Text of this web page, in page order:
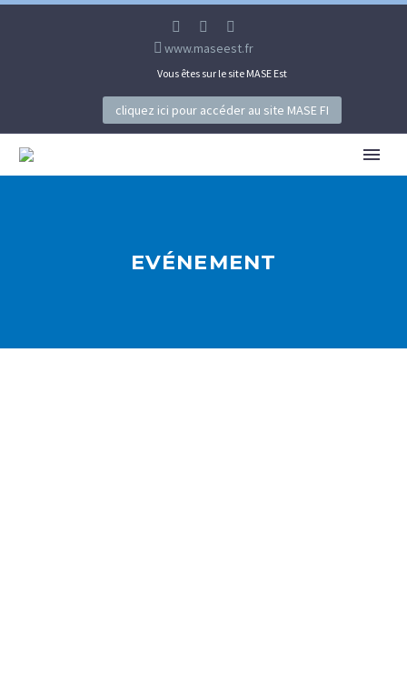
www.maseest.fr
Vous êtes sur le site MASE Est
cliquez ici pour accéder au site MASE FI
EVÉNEMENT